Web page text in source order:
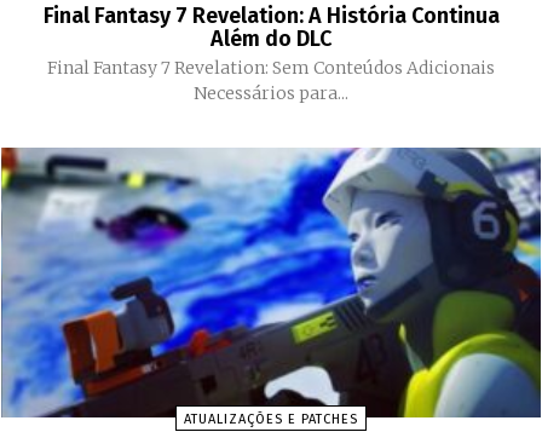
Final Fantasy 7 Revelation: A História Continua
Além do DLC
Final Fantasy 7 Revelation: Sem Conteúdos Adicionais
Necessários para...
ATUALIZAÇÕES E PATCHES